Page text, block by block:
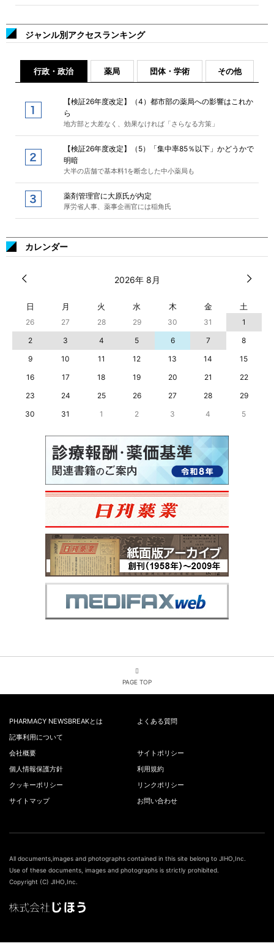
ジャンル別アクセスランキング
行政・政治 薬局 団体・学術 その他
【検証26年度改定】（4）都市部の薬局への影響はこれか
ら
地方部と大差なく、効果なければ「さらなる方策」
【検証26年度改定】（5）「集中率85％以下」かどうかで
明暗
大半の店舗で基本料1を断念した中小薬局も
薬剤管理官に大原氏が内定
厚労省人事、薬事企画官には稲角氏
カレンダー
2026年 8月
日 月 火 水 木 金 土
26 27 28 29 30 31
1
2
3 4 5 6 7
8
9
10 11 12 13 14
15
16
17 18 19 20 21
22
23
24 25 26 27 28
29
30
31 1 2 3 4 5
PAGE TOP
PHARMACY NEWSBREAKとは
よくある質問
記事利用について
会社概要
サイトポリシー
個人情報保護方針
利用規約
クッキーポリシー
リンクポリシー
サイトマップ
お問い合わせ
All documents,images and photographs contained in this site belong to JIHO,Inc.
Use of these documents, images and photographs is strictly prohibited.
Copyright (C) JIHO,Inc.